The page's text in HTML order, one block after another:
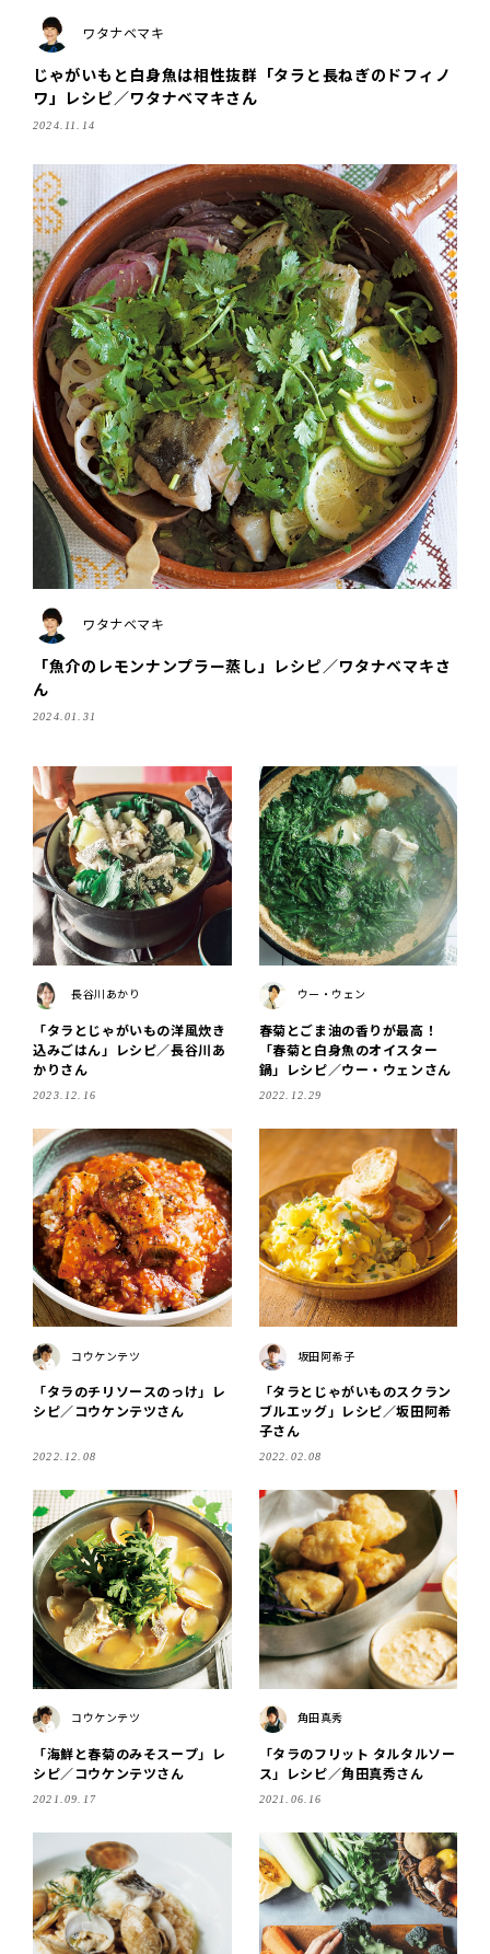
ワタナベマキ
じゃがいもと白身魚は相性抜群「タラと長ねぎのドフィノ
ワ」レシピ／ワタナベマキさん
2024.11.14
ワタナベマキ
「魚介のレモンナンプラー蒸し」レシピ／ワタナベマキさ
ん
2024.01.31
長谷川あかり
「タラとじゃがいもの洋風炊き
込みごはん」レシピ／長谷川あ
かりさん
2023.12.16
ウー・ウェン
春菊とごま油の香りが最高！
「春菊と白身魚のオイスター
鍋」レシピ／ウー・ウェンさん
2022.12.29
コウケンテツ
「タラのチリソースのっけ」レ
シピ／コウケンテツさん
2022.12.08
坂田阿希子
「タラとじゃがいものスクラン
ブルエッグ」レシピ／坂田阿希
子さん
2022.02.08
コウケンテツ
「海鮮と春菊のみそスープ」レ
シピ／コウケンテツさん
2021.09.17
角田真秀
「タラのフリット タルタルソー
ス」レシピ／角田真秀さん
2021.06.16